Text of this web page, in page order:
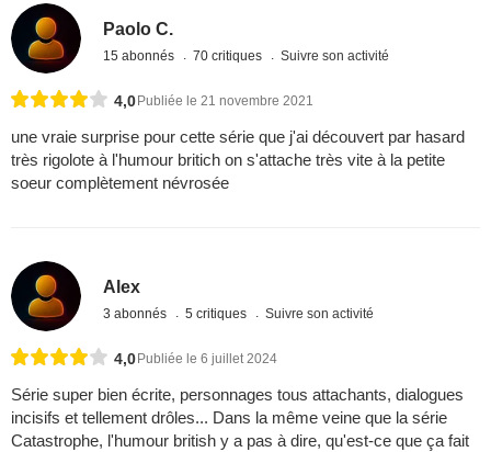
Paolo C.
15 abonnés 70 critiques Suivre son activité
4,0 Publiée le 21 novembre 2021
une vraie surprise pour cette série que j'ai découvert par hasard
très rigolote à l'humour britich on s'attache très vite à la petite
soeur complètement névrosée
Alex
3 abonnés 5 critiques Suivre son activité
4,0 Publiée le 6 juillet 2024
Série super bien écrite, personnages tous attachants, dialogues
incisifs et tellement drôles... Dans la même veine que la série
Catastrophe, l'humour british y a pas à dire, qu'est-ce que ça fait